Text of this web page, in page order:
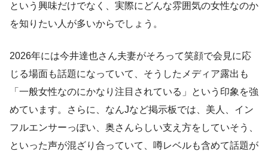
という興味だけでなく、実際にどんな雰囲気の女性なのか
を知りたい人が多いからでしょう。
2026年には今井達也さん夫妻がそろって笑顔で会見に応
じる場面も話題になっていて、そうしたメディア露出も
「一般女性なのにかなり注目されている」という印象を強
めています。さらに、なんJなど掲示板では、美人、イン
フルエンサーっぽい、奥さんらしい支え方をしていそう、
といった声が混ざり合っていて、噂レベルも含めて話題が